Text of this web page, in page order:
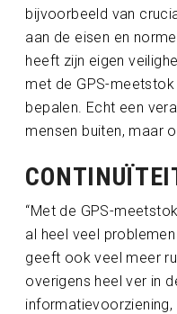
bijvoorbeeld van
aan de eisen en
heeft zijn eigen
met de GPS-meetstok
bepalen. Echt een
mensen buiten, maar
“Met de GPS-
al heel veel
geeft ook veel meer
overigens heel ver in
informatievoorziening,